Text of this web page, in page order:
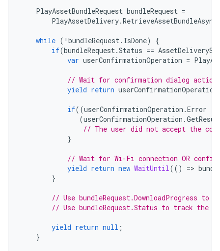
PlayAssetBundleRequest bundleRequest =
PlayAssetDelivery.RetrieveAssetBundleAsync
while ( ! bundleRequest . IsDone)
{
if(bundleRequest .Status ==
var userConfirmationOperation =
// Wait for confirmation dialog
yield return userConfirmationOperation
if((userConfirmationOperation .Error
(userConfirmationOperation .
// The user did not accept the
}
// Wait for Wi-Fi connection OR
yield return new WaitUntil (() =>
}
// Use bundleRequest.DownloadProgress to
// Use bundleRequest.Status to track the
yield return null ;
}